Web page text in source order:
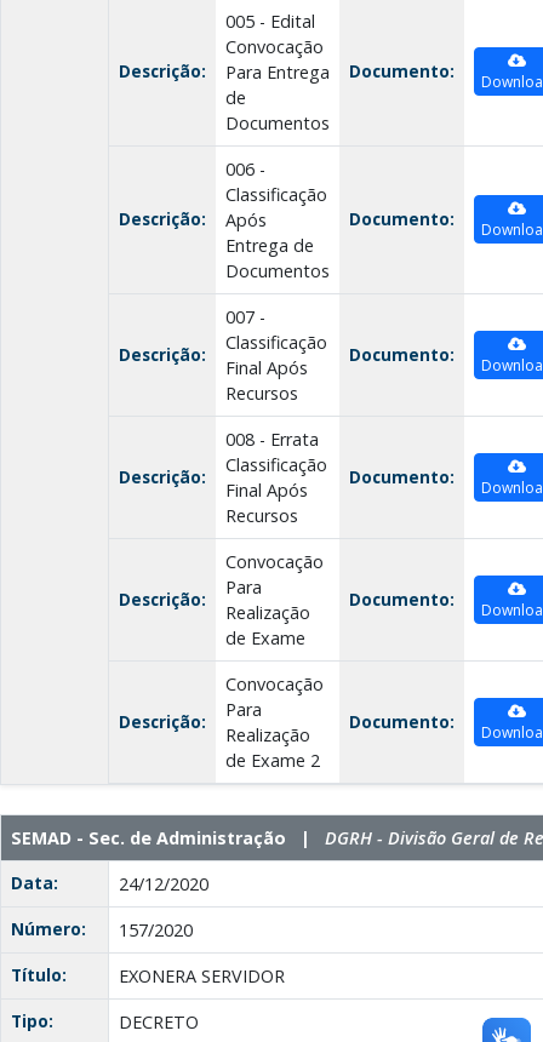
Descrição:
005 - Edital
Convocação
Para Entrega
de
Documentos
Documento:
Descrição:
006 -
Classificação
Após
Entrega de
Documentos
Documento:
Descrição:
007 -
Classificação
Final Após
Recursos
Documento:
Descrição:
008 - Errata
Classificação
Final Após
Recursos
Documento:
Descrição:
Convocação
Para
Realização
de Exame
Documento:
Descrição:
Convocação
Para
Realização
de Exame 2
Documento:
SEMAD - Sec. de Administração | DGRH - Divisão Geral de
Data:
24/12/2020
Número:
157/2020
Título:
EXONERA SERVIDOR
Tipo:
DECRETO